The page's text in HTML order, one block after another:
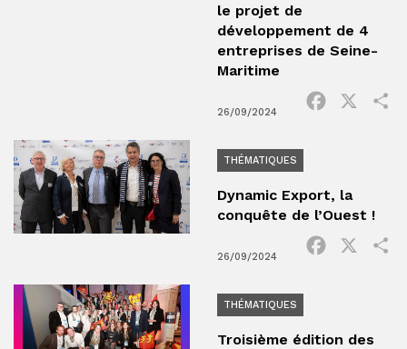
le projet de
développement de 4
entreprises de Seine-
Maritime
26/09/2024
Facebook
THÉMATIQUES
Dynamic Export, la
conquête de l’Ouest !
26/09/2024
Facebook
THÉMATIQUES
Troisième édition des